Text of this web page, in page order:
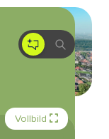
Vollbild